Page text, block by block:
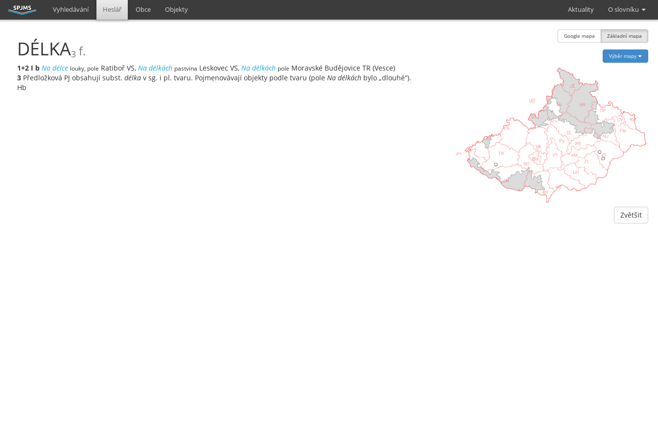
Vyhledávání Heslář Obce Objekty Aktuality O slovníku
DÉLKA3 f.
1+2 I b Na délce louky, pole Ratiboř VS, Na délkách pastvina Leskovec VS, Na délkách pole Moravské Budějovice TR (Vesce)
3 Předložková PJ obsahují subst. délka v sg. i pl. tvaru. Pojmenovávají objekty podle tvaru (pole Na délkách bylo „dlouhé“).
Hb
Google mapa Základní mapa
Výběr mapy
Zvětšit